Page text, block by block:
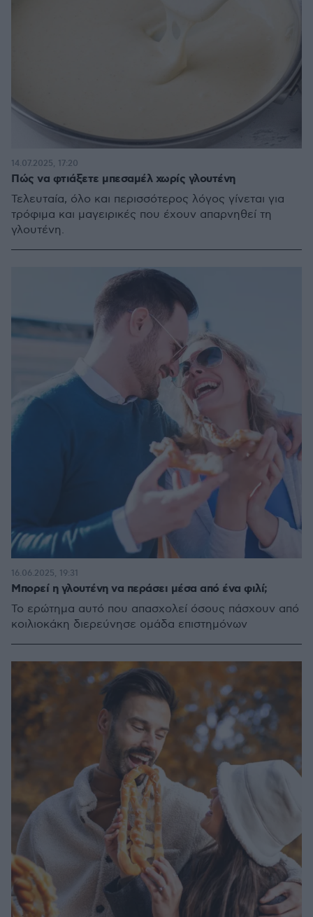
Πώς να φτιάξετε μπεσαμέλ χωρίς γλουτένη
Τελευταία, όλο και περισσότερος λόγος γίνεται για
τρόφιμα και μαγειρικές που έχουν απαρνηθεί τη
γλουτένη.
14.07.2025, 17:20
Μπορεί η γλουτένη να περάσει μέσα από ένα φιλί;
Το ερώτημα αυτό που απασχολεί όσους πάσχουν από
κοιλιοκάκη διερεύνησε ομάδα επιστημόνων
16.06.2025, 19:31